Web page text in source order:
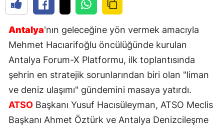
Antalya'nın geleceğine yön vermek amacıyla
Mehmet Hacıarifoğlu öncülüğünde kurulan
Antalya Forum-X Platformu, ilk toplantısında
şehrin en stratejik sorunlarından biri olan "liman
ve deniz ulaşımı" gündemini masaya yatırdı.
ATSO Başkanı Yusuf Hacısüleyman, ATSO Meclis
Başkanı Ahmet Öztürk ve Antalya Denizcileşme